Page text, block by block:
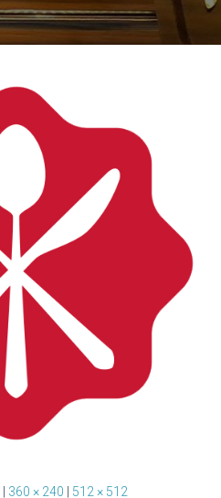
360 × 240 512 × 512